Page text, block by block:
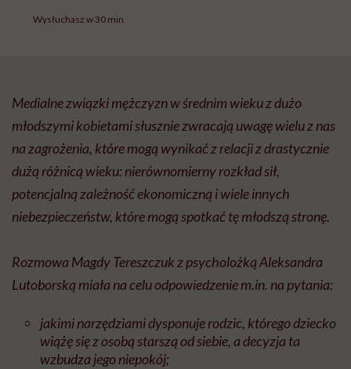
Wysłuchasz w 30 min
Medialne związki mężczyzn w średnim wieku z dużo
młodszymi kobietami słusznie zwracają uwagę wielu z nas
na zagrożenia, które mogą wynikać z relacji z drastycznie
dużą różnicą wieku: nierównomierny rozkład sił,
potencjalną zależność ekonomiczną i wiele innych
niebezpieczeństw, które mogą spotkać tę młodszą stronę.
Rozmowa Magdy Tereszczuk z psycholożką Aleksandra
Lutoborską miała na celu odpowiedzeniem.in. na pytania:
jakimi narzędziami dysponuje rodzic, którego dziecko
wiążę się z osobą starszą od siebie, a decyzja ta
wzbudza jego niepokój;